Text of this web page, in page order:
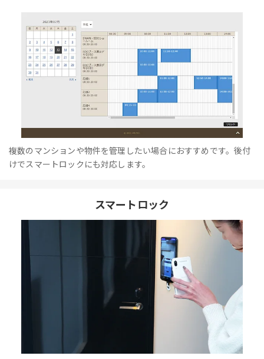
複数のマンションや物件を管理したい場合におすすめです。後付
けでスマートロックにも対応します。
スマートロック